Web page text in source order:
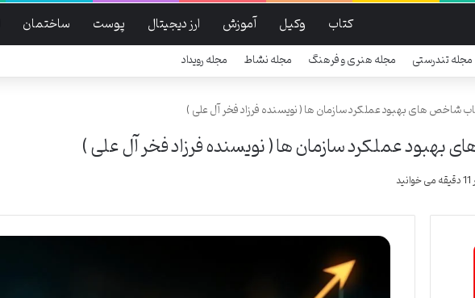
کتاب وکیل آموزش ارز دیجیتال پوست ساختمان
مجله تندرستی مجله هنری و فرهنگ مجله نشاط مجله رویداد
شاخص های بهبود عملکرد سازمان ها ( نویسنده فرزاد فخر آل علی )
عملکرد سازمان ها ( نویسنده فرزاد فخر آل علی )